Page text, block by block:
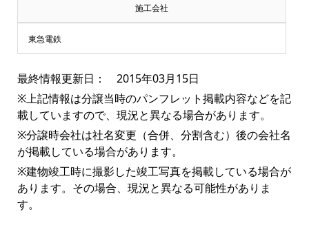
施工会社
東急電鉄
最終情報更新日： 2015年03月15日
※上記情報は分譲当時のパンフレット掲載内容などを記
載していますので、現況と異なる場合があります。
※分譲時会社は社名変更（合併、分割含む）後の会社名
が掲載している場合があります。
※建物竣工時に撮影した竣工写真を掲載している場合が
あります。その場合、現況と異なる可能性がありま
す。